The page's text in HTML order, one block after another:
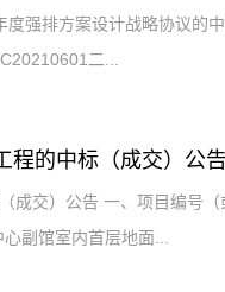
强排方案设计战略协议的
二...
程的中标（成交）公告
成交）公告 一、项目编号
副馆室内首层地面...